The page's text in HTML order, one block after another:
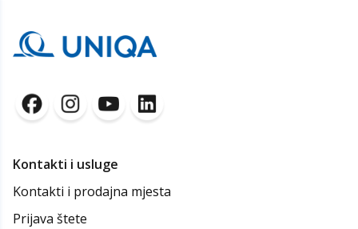
Kontakti i usluge
Kontakti i prodajna mjesta
Prijava štete